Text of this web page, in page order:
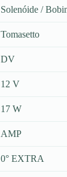
Solenóide /
Tomasetto
DV
12 V
17 W
AMP
0° EXTRA